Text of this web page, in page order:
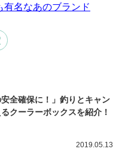
有名なあのブランド
安全確保に！」釣りとキャン
クーラーボックスを紹介！
2019.05.13